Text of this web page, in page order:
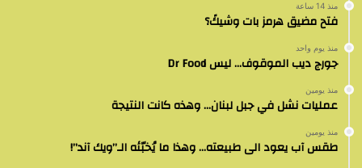
منذ 14 ساعة
فتح مضيق هرمز بات وشيكً؟
منذ يوم واحد
جورج ديب الموقوف… ليس Dr Food
منذ يومين
عمليات نشل في جبل لبنان… وهذه كانت النتيجة
منذ يومين
طقس آب يعود الى طبيعته… وهذا ما يُخبّئه الـ”ويك آند”!